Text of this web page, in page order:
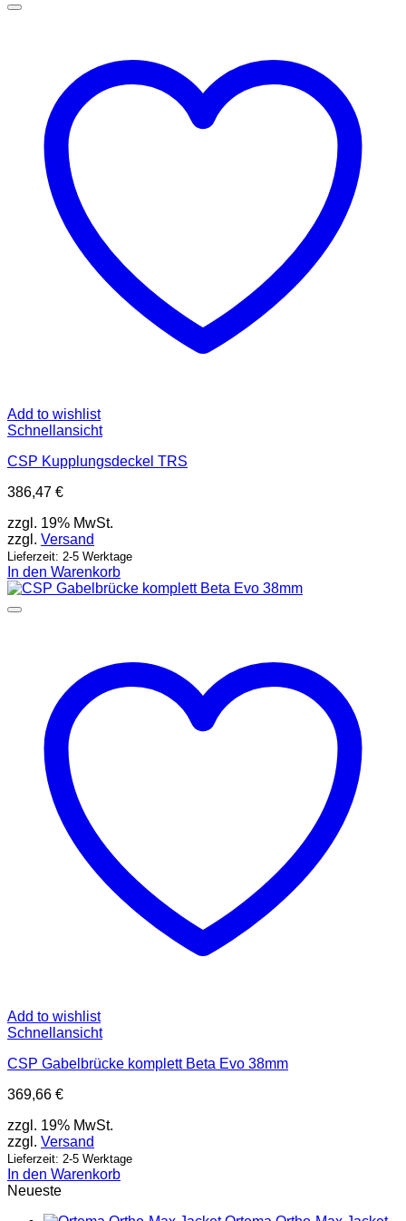
Add to wishlist
Schnellansicht
CSP Kupplungsdeckel TRS
386,47 €
zzgl. 19% MwSt.
zzgl. Versand
Lieferzeit: 2-5 Werktage
In den Warenkorb
Add to wishlist
Schnellansicht
CSP Gabelbrücke komplett Beta Evo 38mm
369,66 €
zzgl. 19% MwSt.
zzgl. Versand
Lieferzeit: 2-5 Werktage
In den Warenkorb
Neueste